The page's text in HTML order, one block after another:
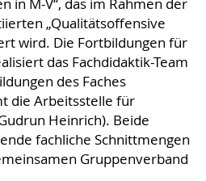
in M-V“, das im Rahmen der
„Qualitätsoffensive
wird. Die Fortbildungen für
das Fachdidaktik-Team
des Faches
die Arbeitsstelle für
Heinrich). Beide
fachliche Schnittmengen
Gruppenverband